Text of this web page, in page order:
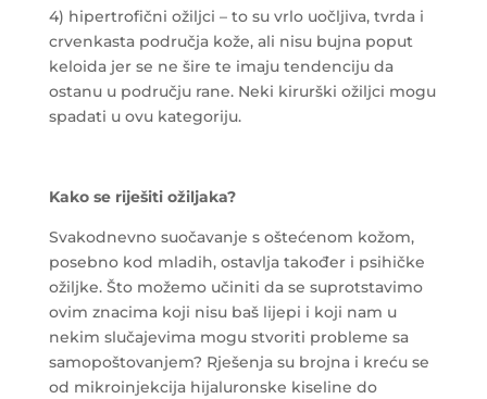
4) hipertrofični ožiljci – to su vrlo uočljiva, tvrda i
crvenkasta područja kože, ali nisu bujna poput
keloida jer se ne šire te imaju tendenciju da
ostanu u području rane. Neki kirurški ožiljci mogu
spadati u ovu kategoriju.
Kako se riješiti ožiljaka?
Svakodnevno suočavanje s oštećenom kožom,
posebno kod mladih, ostavlja također i psihičke
ožiljke. Što možemo učiniti da se suprotstavimo
ovim znacima koji nisu baš lijepi i koji nam u
nekim slučajevima mogu stvoriti probleme sa
samopoštovanjem? Rješenja su brojna i kreću se
od mikroinjekcija hijaluronske kiseline do